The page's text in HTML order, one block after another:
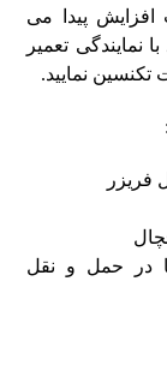
پیدا می‌
نمایندگی تعمیر
نمایید.
فریزر
در حمل‌ و نقل